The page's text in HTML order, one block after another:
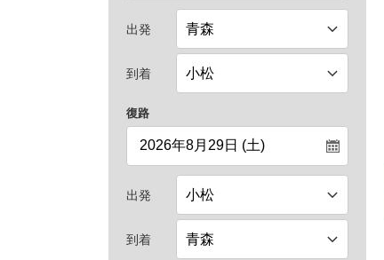
出発
到着
復路
出発
到着